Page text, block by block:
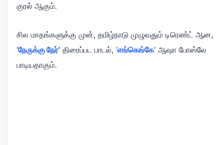
குரல் ஆகும்.
சில மாதங்களுக்கு முன், தமிழ்நாடு முழுவதும் டிரெண்ட் ஆன,
‘நேருக்கு நேர்’ திரைப்பட பாடல், ‘எங்கெங்கே‘ ஆஷா போஸ்லே
பாடியதாகும்.